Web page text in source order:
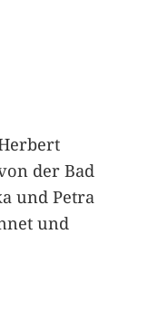
der Bad
und Petra
und